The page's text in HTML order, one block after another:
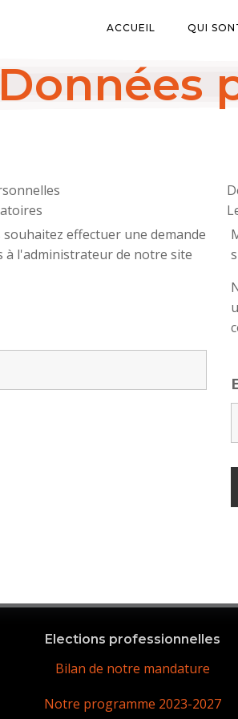
ACCUEIL QUI
Données
effectuer une demande
à l'administrateur de notre site
Elections professionnelles
Bilan de notre mandature
Notre programme 2023-2027